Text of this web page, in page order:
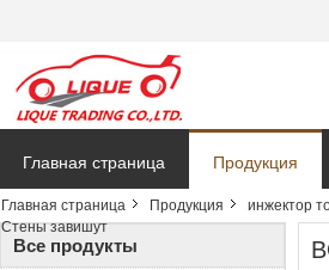
Главная страница Продукция
Главная страница Продукция инжектор
Стены завишут
Все продукты